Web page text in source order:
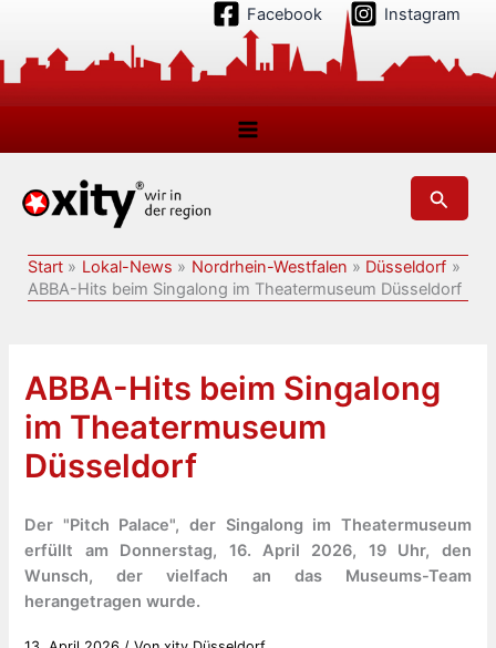
springen
Facebook Instagram
Suchen
Start Lokal-News Nordrhein-Westfalen
Düsseldorf
ABBA-Hits beim Singalong im Theatermuseum Düsseldorf
ABBA-Hits beim Singalong
im Theatermuseum
Düsseldorf
Der "Pitch Palace", der Singalong im Theatermuseum
erfüllt am Donnerstag, 16. April 2026, 19 Uhr, den
Wunsch, der vielfach an das Museums-Team
herangetragen wurde.